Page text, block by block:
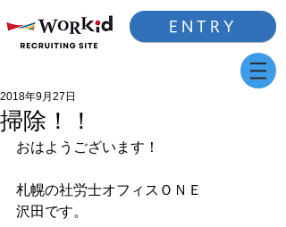
ENTRY
掃除！！
2018年9月27日
おはようございます！
札幌の社労士オフィスＯＮＥ
沢田です。